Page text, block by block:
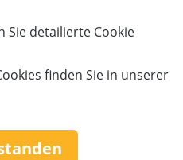
Sie detailierte Cookie
finden Sie in unserer
stehen bequeme
Wir empfehlen
werden Sie durch eine
Mineralwasser oder
fördern und den